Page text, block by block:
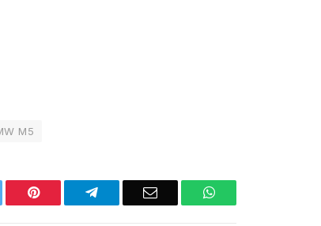
M5
Pinterest Telegram Email WhatsApp